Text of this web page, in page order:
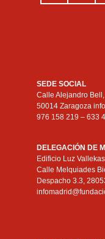
SEDE SOCIAL
Calle Alejandro
50014 Zaragoza
976 158 219 – 633
DELEGACIÓN DE
Edificio Luz Vallekas
Calle Melquiades
Despacho 3.3,